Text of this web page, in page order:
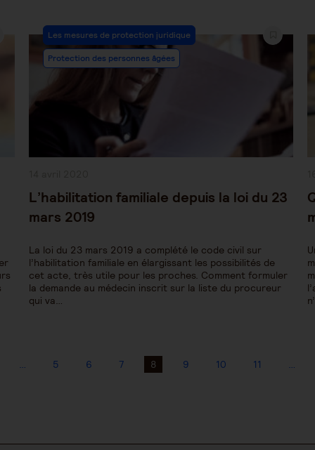
Post
Category:
Les mesures de protection juridique
Protection des personnes âgées
L’habilitation familiale depuis la loi du 23
mars 2019
La loi du 23 mars 2019 a complété le code civil sur
l’habilitation familiale en élargissant les possibilités de
cet acte, très utile pour les proches. Comment formuler
la demande au médecin inscrit sur la liste du procureur
qui va…
… 5 6 7 8 9 10 11 …